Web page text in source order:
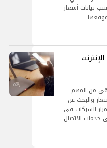
بيانات أسعار
من المهم
والبحث عن
الشركات في
خدمات الاتصال